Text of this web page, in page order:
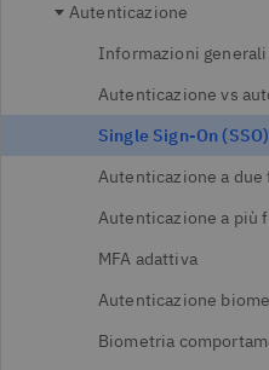
Autenticazione
Informazioni generali
Autenticazione vs
Single Sign-On (SSO)
Autenticazione a
Autenticazione a più
MFA adattiva
Autenticazione
Biometria